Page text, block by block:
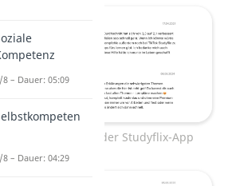
Bewertungen der Studyflix-App
8 – Dauer: 05:09
8 – Dauer: 04:29